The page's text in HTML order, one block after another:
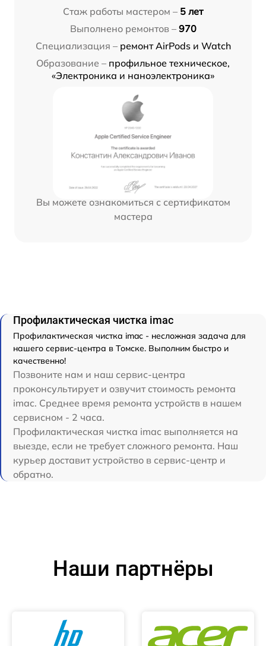
Стаж работы мастером – 5 лет
Выполнено ремонтов – 970
Специализация – ремонт AirPods и Watch
Образование – профильное техническое,
«Электроника и наноэлектроника»
Вы можете ознакомиться с сертификатом
мастера
Профилактическая чистка imac
Профилактическая чистка imac - несложная задача для
нашего сервис-центра в Томске. Выполним быстро и
качественно!
Позвоните нам и наш сервис-центра
проконсультирует и озвучит стоимость ремонта
imac. Среднее время ремонта устройств в нашем
сервисном - 2 часа.
Профилактическая чистка imac выполняется на
выезде, если не требует сложного ремонта. Наш
курьер доставит устройство в сервис-центр и
обратно.
Наши партнёры